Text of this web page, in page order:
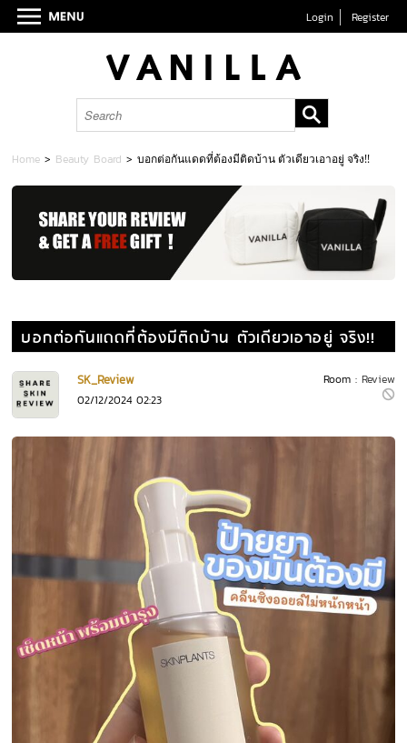
Login Register
Home > Beauty Board >บอกต่อกันแดดที่ต้องมีติดบ้าน ตัวเดียวเอาอยู่ จริง!!
บอกต่อกันแดดที่ต้องมีติดบ้าน ตัวเดียวเอาอยู่ จริง!!
Room : Review
SK_Review
02/12/2024 02:23